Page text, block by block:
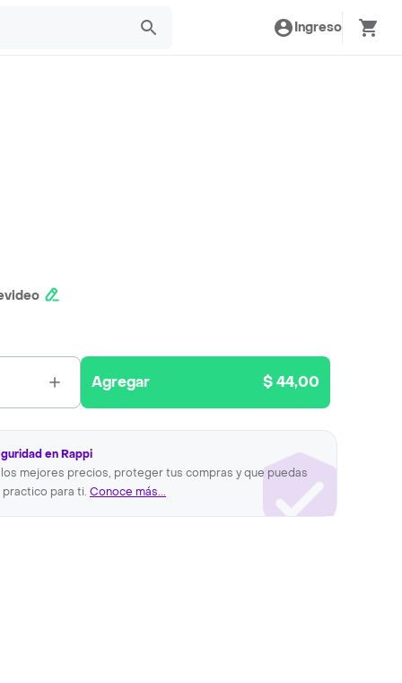
Ingreso
Agregar $ 44,00
en Rappi
mejores precios, proteger tus compras y que puedas
para ti. Conoce más...